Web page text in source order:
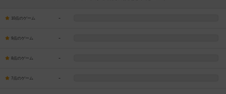
10点のゲーム -
9点のゲーム -
8点のゲーム -
7点のゲーム -